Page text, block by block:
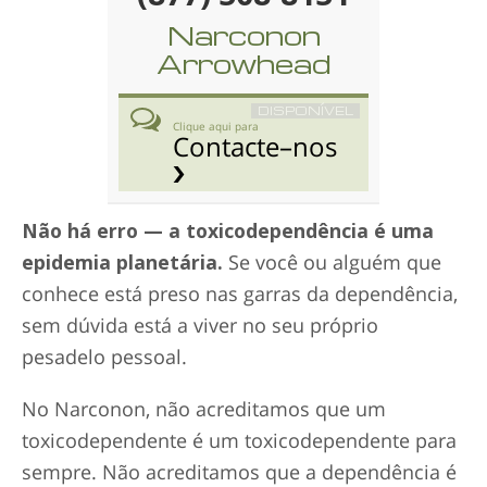
Narconon
Arrowhead
DISPONÍVEL
Clique aqui para
Contacte–nos
Não há erro — a toxicodependência é uma
epidemia planetária. Se você ou alguém que
conhece está preso nas garras da dependência,
sem dúvida está a viver no seu próprio
pesadelo pessoal.
No Narconon, não acreditamos que um
toxicodependente é um toxicodependente para
sempre. Não acreditamos que a dependência é